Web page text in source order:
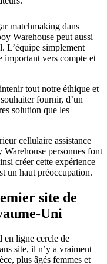
matchmaking dans
Warehouse peut aussi
L’équipe simplement
important vers compte et
tout notre éthique et
fournir, d’un
solution que les
cellulaire assistance
personnes font
créer cette expérience
un haut préoccupation.
site de
Uni
en ligne cercle de
site, il n’y a vraiment
plus âgés femmes et